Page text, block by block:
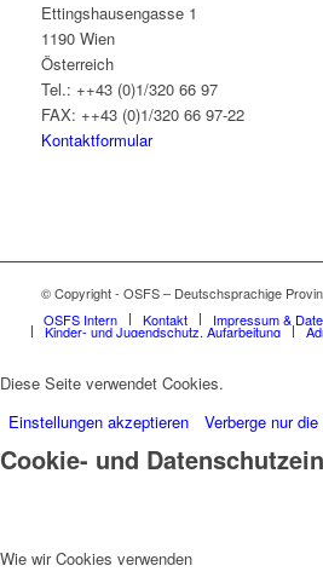
Ettingshausengasse 1
1190 Wien
Österreich
Tel.: ++43 (0)1/320 66 97
FAX: ++43 (0)1/320 66 97-22
Kontaktformular
© Copyright - OSFS – Deutschsprachige
OSFS Intern
Kontakt Impressum &
Kinder- und Jugendschutz, Aufarbeitung
Diese Seite verwendet Cookies.
Einstellungen akzeptieren
Verberge nur
Cookie- und
Wie wir Cookies verwenden